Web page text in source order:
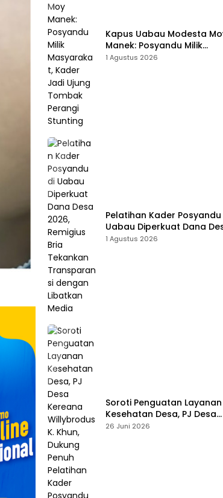
Kapus Uabau Modesta
Manek: Posyandu Milik
Masyarakat, Kader Jadi
1 Agustus 2026
Pelatihan Kader
Uabau Diperkuat Dana
2026, Remigius Bria
1 Agustus 2026
Soroti Penguatan Layanan
Kesehatan Desa, PJ Desa
Kereana Willybrodus K.
26 Juni 2026